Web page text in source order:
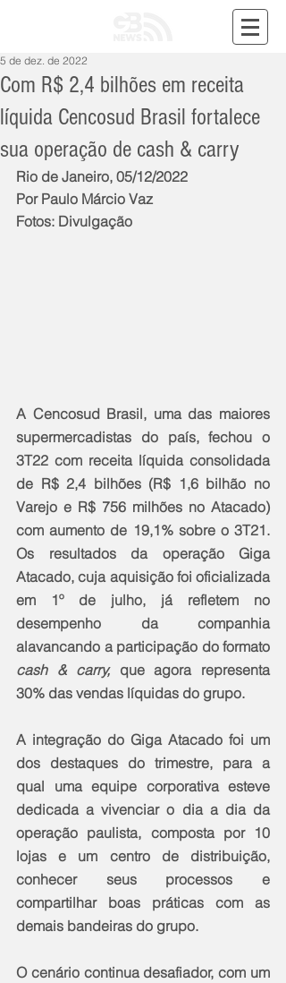
Com R$ 2,4 bilhões em receita
líquida Cencosud Brasil fortalece
sua operação de cash & carry
5 de dez. de 2022
Rio de Janeiro, 05/12/2022
Por Paulo Márcio Vaz
Fotos: Divulgação
A Cencosud Brasil, uma das maiores
supermercadistas do país, fechou o
3T22 com receita líquida consolidada
de R$ 2,4 bilhões (R$ 1,6 bilhão no
Varejo e R$ 756 milhões no Atacado)
com aumento de 19,1% sobre o 3T21.
Os resultados da operação Giga
Atacado, cuja aquisição foi oficializada
em 1º de julho, já refletem no
desempenho da companhia
cash & carry, que agora representa
30% das vendas líquidas do grupo.
A integração do Giga Atacado foi um
dos destaques do trimestre, para a
qual uma equipe corporativa esteve
dedicada a vivenciar o dia a dia da
operação paulista, composta por 10
lojas e um centro de distribuição,
conhecer seus processos e
compartilhar boas práticas com as
demais bandeiras do grupo.
O cenário continua desafiador, com um